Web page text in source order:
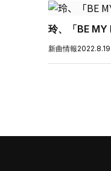
玲、「BE MY
新曲情報2022.8.19